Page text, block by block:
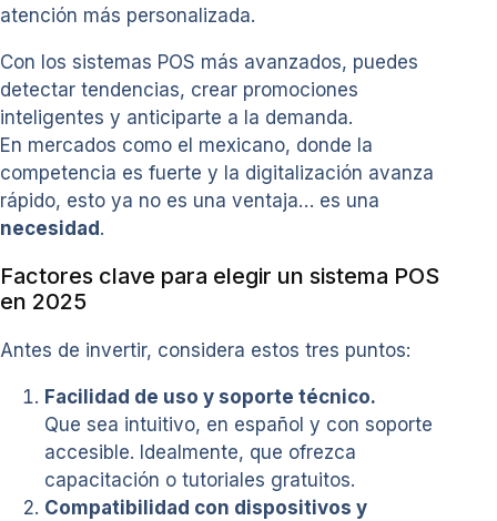
atención más personalizada.
Con los sistemas POS más avanzados, puedes
detectar tendencias, crear promociones
inteligentes y anticiparte a la demanda.
En mercados como el mexicano, donde la
competencia es fuerte y la digitalización avanza
rápido, esto ya no es una ventaja… es una
necesidad.
Factores clave para elegir un sistema POS
en 2025
Antes de invertir, considera estos tres puntos:
Facilidad de uso y soporte técnico.
Que sea intuitivo, en español y con soporte
accesible. Idealmente, que ofrezca
capacitación o tutoriales gratuitos.
Compatibilidad con dispositivos y